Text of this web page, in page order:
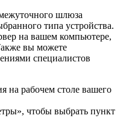
шлюза
типа устройства.
на вашем компьютере,
вы можете
специалистов
на рабочем столе вашего
чтобы выбрать пункт